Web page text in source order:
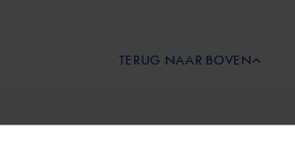
TERUG NAAR BOVEN